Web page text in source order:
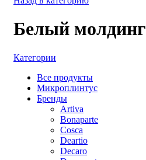
Белый молдинг
Категории
Все продукты
Микроплинтус
Бренды
Artiva
Bonaparte
Cosca
Deartio
Decaro